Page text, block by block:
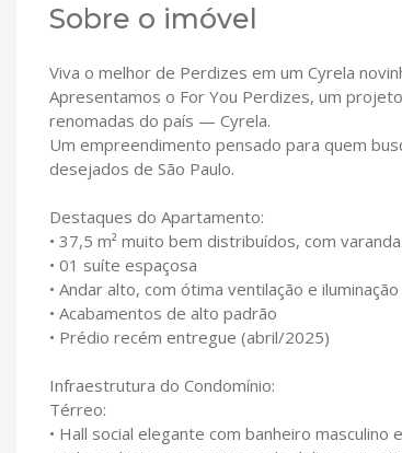
Sobre o imóvel
Viva o melhor de Perdizes em um Cyrela
Apresentamos o For You Perdizes, um
renomadas do país — Cyrela.
Um empreendimento pensado para quem
desejados de São Paulo.
Destaques do Apartamento:
• 37,5 m² muito bem distribuídos, com varanda.
• 01 suíte espaçosa
• Andar alto, com ótima ventilação e
• Acabamentos de alto padrão
• Prédio recém entregue (abril/2025)
Infraestrutura do Condomínio:
Térreo:
• Hall social elegante com banheiro masculino